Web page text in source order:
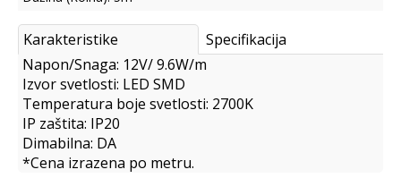
Karakteristike
Specifikacija
Napon/Snaga: 12V/ 9.6W/m
Izvor svetlosti: LED SMD
Temperatura boje svetlosti: 2700K
IP zaštita: IP20
Dimabilna: DA
*Cena izrazena po metru.